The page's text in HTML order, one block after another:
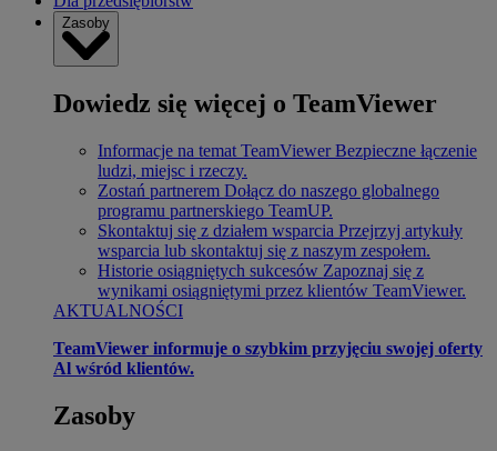
Zasoby
Dowiedz się więcej o TeamViewer
Informacje na temat TeamViewer Bezpieczne łączenie
ludzi, miejsc i rzeczy.
Zostań partnerem Dołącz do naszego globalnego
programu partnerskiego TeamUP.
Skontaktuj się z działem wsparcia Przejrzyj artykuły
wsparcia lub skontaktuj się z naszym zespołem.
Historie osiągniętych sukcesów Zapoznaj się z
wynikami osiągniętymi przez klientów TeamViewer.
AKTUALNOŚCI
TeamViewer informuje o szybkim przyjęciu swojej oferty
Al wśród klientów.
Zasoby